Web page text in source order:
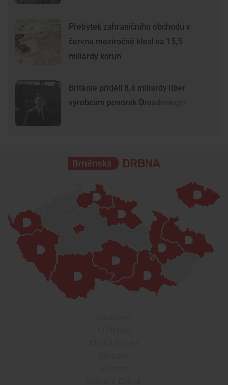
Přebytek zahraničního obchodu v
červnu meziročně klesl na 15,5
miliardy korun
Británie přidělí 8,4 miliardy liber
výrobcům ponorek Dreadnought